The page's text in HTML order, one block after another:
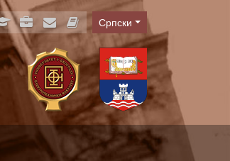
Language
Српски